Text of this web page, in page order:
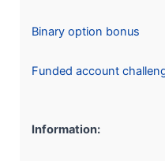
Binary option bonus
Funded account
Information: